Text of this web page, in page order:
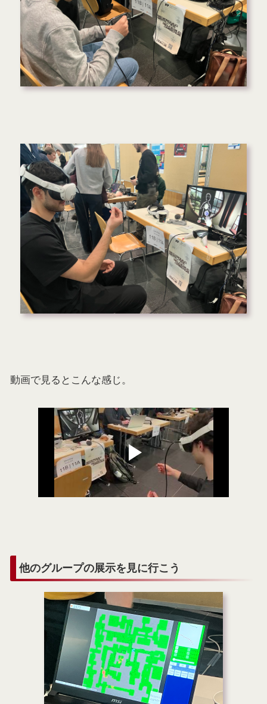
動画で見るとこんな感じ。
他のグループの展示を見に行こう